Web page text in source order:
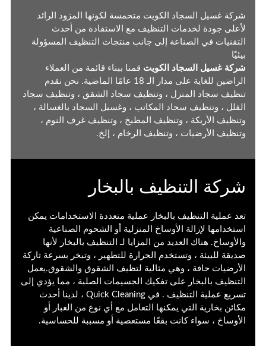
شركة غسيل السجاد الكويت متحمسة لكونها المزود الرائد
لأعلى جودة لخدمات التنظيف مع الاستفادة من أحدث
التقنيات في الصناعة إلى جانب منتجات التنظيف المسؤولة
بيئيًا
شركة غسيل السجاد الكويت قمنا ببناء قائمة من العملاء
الراضين للغاية على مدار الـ 18 عامًا الماضية. نحن نقدم
تنظيف سجاد المنزل ، وتنظيف سجاد الشقق ، وتنظيف سجاد
الفلل ، وتنظيف سجاد المكاتب ، وغسيل السجاد بالغسالة ،
وتنظيف الأريكة ، وتنظيف المطبخ ، وتنظيف غرف النوم ،
وتنظيف الأرضيات ، وتنظيف الرخام ، إلخ.
شركة التنظيف بالبخار
تعد عملية التنظيف بالبخار عملية متعددة الاستخدامات يمكن
استخدامها لإزالة الأوساخ المنزلية أو الشحوم الصناعية
والأوساخ. هناك العديد من المزايا لـ التنظيف بالبخار
لأنها
صديقة للبيئة ، وتستخدم الحرارة للتطهير ، وتبخر بسرعة تاركة
الأرضيات جافة ، وهي مثالية لتظيف الشقوق والشقوق.يعمل
التنظيف بالبخار على تفكيك الجسيمات الصلبة ، مما يؤدي إلى
تسريع عملية التنظيف . في Quick Cleaning ، لدينا أحدث
مكائن بخارية
التي يمكنها التعامل مع أي نوع من الغبار أو
الأوساخ ، سواء كانت بقعًا مستعصية أو مسببة للحساسية.